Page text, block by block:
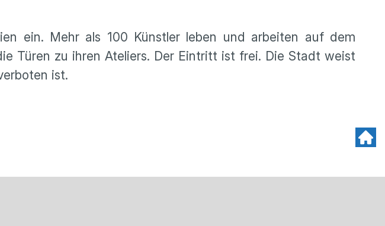
ein. Mehr als 100 Künstler leben und arbeiten auf dem
Türen zu ihren Ateliers. Der Eintritt ist frei. Die Stadt weist
ist.